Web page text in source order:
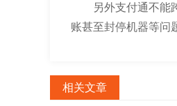
另外支付通不能
账甚至封停机器等问
相关文章